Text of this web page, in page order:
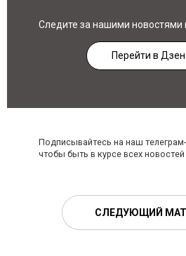
Следите за нашими
Перейти в Дзен
Подписывайтесь на наш
чтобы быть в курсе всех
СЛЕДУЮЩИЙ